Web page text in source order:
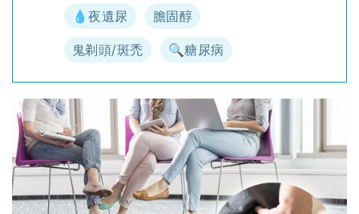
💧夜遺尿 膽固醇
鬼剃頭/斑禿 🔍糖尿病